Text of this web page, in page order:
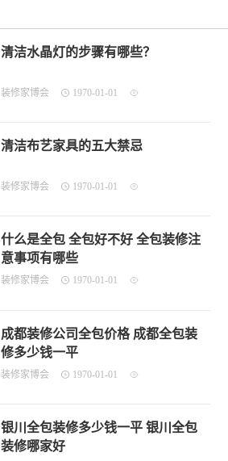
清洁水晶灯的步骤有哪些？
装修家博会 1970-01-01
清洁布艺家具的五大禁忌
装修家博会 1970-01-01
什么是全包 全包好不好 全包装修注
意事项有哪些
装修家博会 1970-01-01
成都装修公司全包价格 成都全包装
修多少钱一平
装修家博会 1970-01-01
银川全包装修多少钱一平 银川全包
装修哪家好